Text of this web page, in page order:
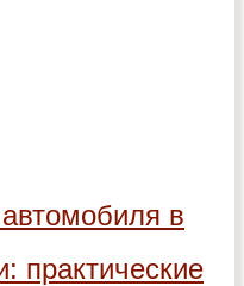
в
практические